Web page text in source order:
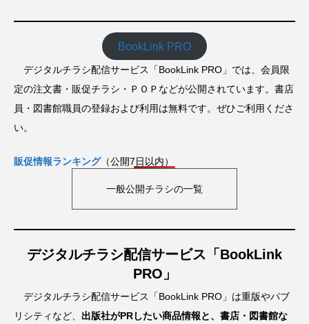
BookLink PRO
デジタルチラシ配信サービス「BookLink PRO」では、会員限
定の注文書・販促チラシ・ＰＯＰなどが公開されています。書店
員・図書館職員の登録および利用は無料です。ぜひご利用くださ
い。
販促情報ランキング（公開7日以内）
一般公開チラシの一覧
デジタルチラシ配信サービス「BookLink
PRO」
デジタルチラシ配信サービス「BookLink PRO」は重版やパブ
リシティなど、 出版社がPRしたい商品情報と、書店・図書館な